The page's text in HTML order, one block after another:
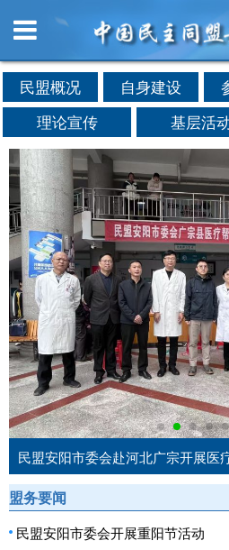
民盟概况 自身建设
理论宣传
基层活
民盟安阳市委会赴河北广宗开展医
盟务要闻
民盟安阳市委会开展重阳节活动